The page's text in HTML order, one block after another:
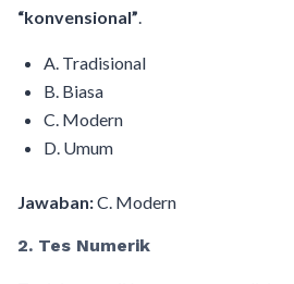
“konvensional”
A. Tradisional
B. Biasa
C. Modern
D. Umum
Jawaban:C. Modern
2. Tes Numerik